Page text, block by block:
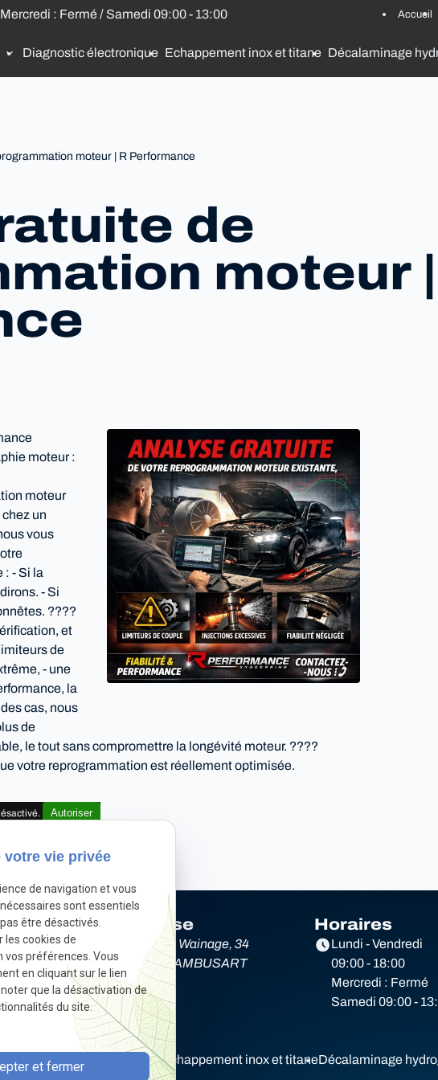
: Fermé / Samedi 09:00 - 13:00 Accueil
Diagnostic électronique Echappement inox et titane Décalaminage
moteur | R Performance
de
moteur
moteur :
moteur
un
vous
: - Si la
- Si
????
et
de
- une
la
cas, nous
de
le tout sans compromettre la longévité moteur. ????
votre reprogrammation est réellement optimisée.
Autoriser
Adresse
Rue du Wainage, 34
6220 LAMBUSART
Horaires
Lundi - Vendredi
09:00 - 18:00
Mercredi : Fermé
Samedi 09:00 -
Diagnostic électroniqueEchappement inox et titaneDécalaminage
votre vie privée
de navigation et vous
sont essentiels
être désactivés.
les cookies de
préférences. Vous
en cliquant sur le lien
que la désactivation de
du site.
et fermer